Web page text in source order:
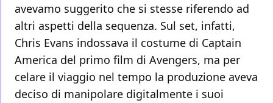
avevamo suggerito che si stesse riferendo ad
altri aspetti della sequenza. Sul set, infatti,
Chris Evans indossava il costume di Captain
America del primo film di Avengers, ma per
celare il viaggio nel tempo la produzione aveva
deciso di manipolare digitalmente i suoi